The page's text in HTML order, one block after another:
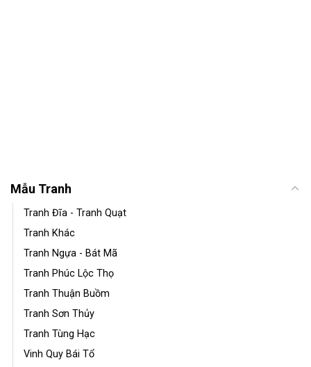
Mẫu Tranh
Tranh Đĩa - Tranh Quạt
Tranh Khác
Tranh Ngựa - Bát Mã
Tranh Phúc Lộc Thọ
Tranh Thuận Buồm
Tranh Sơn Thủy
Tranh Tùng Hạc
Vinh Quy Bái Tổ